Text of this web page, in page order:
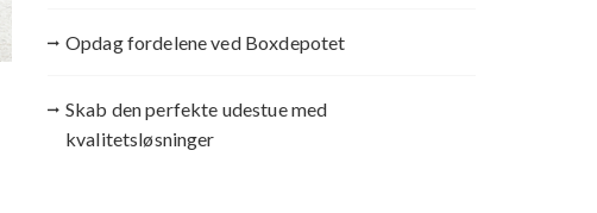
Opdag fordelene ved Boxdepotet
Skab den perfekte udestue med
kvalitetsløsninger